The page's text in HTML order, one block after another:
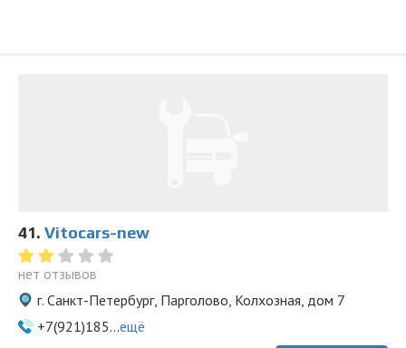
41. Vitocars-new
нет отзывов
г. Санкт-Петербург, Парголово, Колхозная, дом 7
+7(921)185...ещё